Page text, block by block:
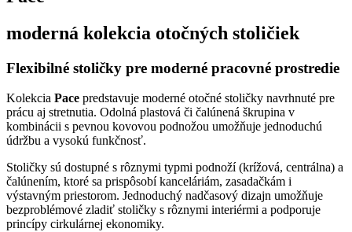
moderná kolekcia otočných stoličiek
Flexibilné stoličky pre moderné pracovné prostredie
Kolekcia Pace predstavuje moderné otočné stoličky navrhnuté pre
prácu aj stretnutia. Odolná plastová či čalúnená škrupina v
kombinácii s pevnou kovovou podnožou umožňuje jednoduchú
údržbu a vysokú funkčnosť.
Stoličky sú dostupné s rôznymi typmi podnoží (krížová, centrálna) a
čalúnením, ktoré sa prispôsobí kanceláriám, zasadačkám i
výstavným priestorom. Jednoduchý nadčasový dizajn umožňuje
bezproblémové zladiť stoličky s rôznymi interiérmi a podporuje
princípy cirkulárnej ekonomiky.